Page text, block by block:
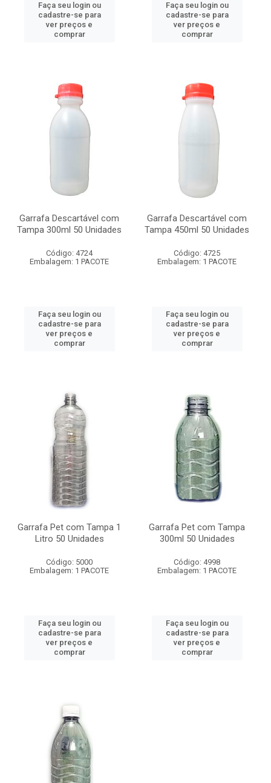
Faça seu login ou
cadastre-se para
ver preços e
comprar
Faça seu login ou
cadastre-se para
ver preços e
comprar
Garrafa Descartável com
Tampa 300ml 50 Unidades
Código: 4724
Embalagem: 1 PACOTE
Faça seu login ou
cadastre-se para
ver preços e
comprar
Garrafa Descartável com
Tampa 450ml 50 Unidades
Código: 4725
Embalagem: 1 PACOTE
Faça seu login ou
cadastre-se para
ver preços e
comprar
Garrafa Pet com Tampa 1
Litro 50 Unidades
Código: 5000
Embalagem: 1 PACOTE
Faça seu login ou
cadastre-se para
ver preços e
comprar
Garrafa Pet com Tampa
300ml 50 Unidades
Código: 4998
Embalagem: 1 PACOTE
Faça seu login ou
cadastre-se para
ver preços e
comprar